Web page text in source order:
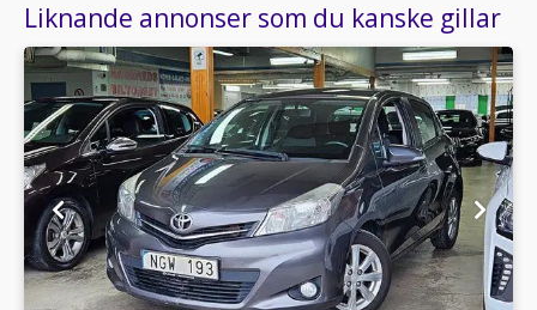
Liknande annonser som du kanske gillar